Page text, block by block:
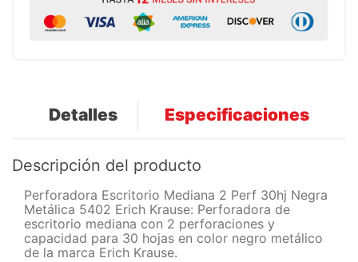
Detalles Especificaciones
Descripción del producto
Perforadora Escritorio Mediana 2 Perf 30hj Negra
Metálica 5402 Erich Krause: Perforadora de
escritorio mediana con 2 perforaciones y
capacidad para 30 hojas en color negro metálico
de la marca Erich Krause.